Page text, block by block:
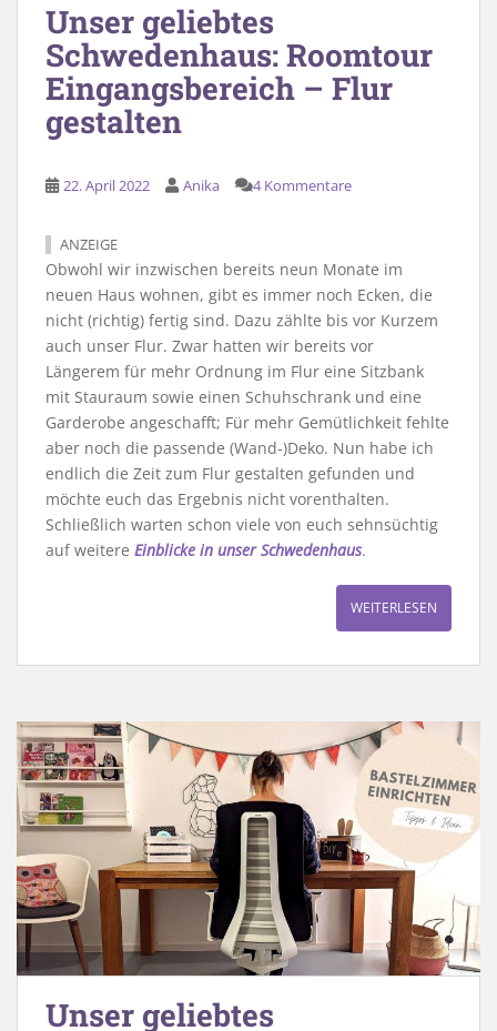
Unser geliebtes
Schwedenhaus: Roomtour
Eingangsbereich – Flur
gestalten
22. April 2022 Anika 4 Kommentare
ANZEIGE
Obwohl wir inzwischen bereits neun Monate im
neuen Haus wohnen, gibt es immer noch Ecken, die
nicht (richtig) fertig sind. Dazu zählte bis vor Kurzem
auch unser Flur. Zwar hatten wir bereits vor
Längerem für mehr Ordnung im Flur eine Sitzbank
mit Stauraum sowie einen Schuhschrank und eine
Garderobe angeschafft; Für mehr Gemütlichkeit fehlte
aber noch die passende (Wand-)Deko. Nun habe ich
endlich die Zeit zum Flur gestalten gefunden und
möchte euch das Ergebnis nicht vorenthalten.
Schließlich warten schon viele von euch sehnsüchtig
auf weitere Einblicke in unser Schwedenhaus.
WEITERLESEN
Unser geliebtes